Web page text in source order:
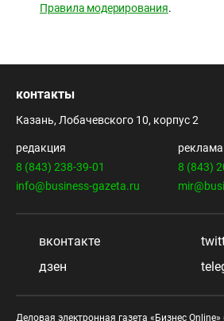
Правила модерирования.
контакты
Казань, Лобачевского 10, корпус 2
редакция
8 (843) 238-39-01
info@business-gazeta.ru
реклама
8 (843)
вконтакте
дзен
Деловая электронная газета «Бизнес Online»